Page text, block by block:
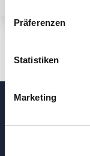
Präferenzen
Statistiken
Marketing